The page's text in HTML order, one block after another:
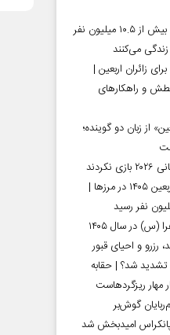
آمار معلولیت در ایران | بیش از ۱۰.۵ میلیون نفر
می‌کنند
زائران اربعین |
و راهکارهای
از زبان دو گوینده؛
آغاز رسمی برنامه‌های اربعین ۱۴۰۵ در مرز‌ها |
قیمت قبر در بهشت زهرا (س) در سال ۱۴۰۵
و احیای قبور
تشدید شد؟ | حقابه
مهار ریزگردهاست
گوش‌بر
امیدبخش شد